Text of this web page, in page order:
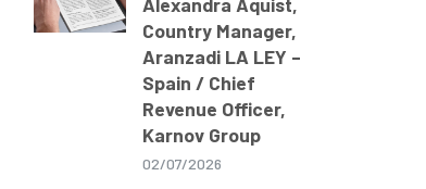
Country Manager,
Aranzadi LA LEY –
Spain / Chief
Revenue Officer,
Karnov Group
02/07/2026